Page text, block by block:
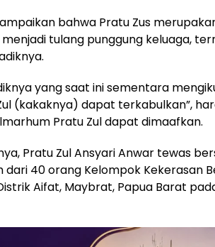
bahwa Pratu Zus
tulang punggung keluaga,
yang saat ini sementara
(kakaknya) dapat terkabulkan”,
Pratu Zul dapat dimaafkan.
Pratu Zul Ansyari Anwar tewas
40 orang Kelompok Kekerasan
Aifat, Maybrat, Papua Barat